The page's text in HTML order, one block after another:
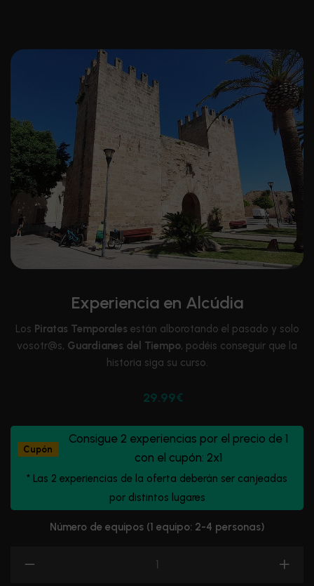
Experiencia en Alcúdia
Los Piratas Temporales están alborotando el pasado y solo
vosotr@s, Guardianes del Tiempo, podéis conseguir que la
historia siga su curso.
29.99€
Cupón
Consigue 2 experiencias por el precio de 1
con el cupón: 2x1
* Las 2 experiencias de la oferta deberán ser canjeadas
por distintos lugares
Número de equipos (1 equipo: 2-4 personas)